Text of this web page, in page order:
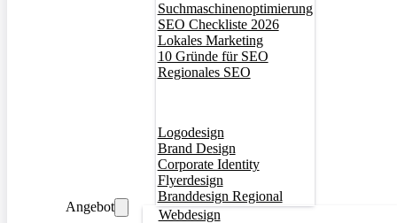
Suchmaschinenoptimierung
SEO Checkliste 2026
Lokales Marketing
10 Gründe für SEO
Regionales SEO
Logodesign
Brand Design
Corporate Identity
Flyerdesign
Branddesign Regional
Angebot
Webdesign